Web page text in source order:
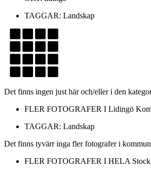
TAGGAR: Landskap
Det finns ingen just här och/eller i den
FLER FOTOGRAFER I Lidingö
TAGGAR: Landskap
Det finns tyvärr inga fler fotografer i
FLER FOTOGRAFER I HELA